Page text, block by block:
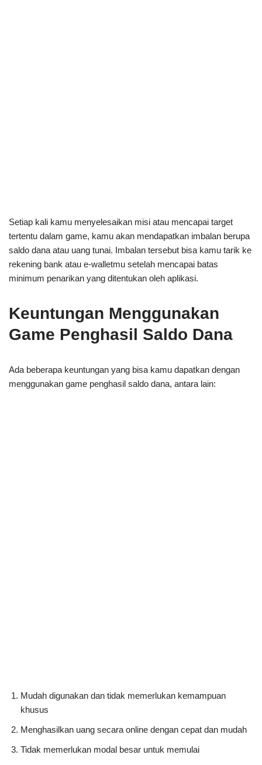
Setiap kali kamu menyelesaikan misi atau mencapai target
tertentu dalam game, kamu akan mendapatkan imbalan berupa
saldo dana atau uang tunai. Imbalan tersebut bisa kamu tarik ke
rekening bank atau e-walletmu setelah mencapai batas
minimum penarikan yang ditentukan oleh aplikasi.
Keuntungan Menggunakan
Game Penghasil Saldo Dana
Ada beberapa keuntungan yang bisa kamu dapatkan dengan
menggunakan game penghasil saldo dana, antara lain:
Mudah digunakan dan tidak memerlukan kemampuan
khusus
Menghasilkan uang secara online dengan cepat dan mudah
Tidak memerlukan modal besar untuk memulai